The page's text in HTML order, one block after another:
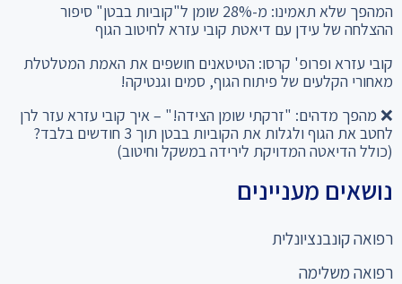
המהפך שלא תאמינו: מ-28% שומן ל"קוביות בבטן" סיפור
ההצלחה של עידן עם דיאטת קובי עזרא לחיטוב הגוף
קובי עזרא ופרופ' קרסו: הטיטאנים חושפים את האמת המטלטלת
מאחורי הקלעים של פיתוח הגוף, סמים וגנטיקה!
❌ מהפך מדהים: "זרקתי שומן הצידה!" – איך קובי עזרא עזר לרן
לחטב את הגוף ולגלות את הקוביות בבטן תוך 3 חודשים בלבד?
(כולל הדיאטה המדויקת לירידה במשקל וחיטוב)
נושאים מעניינים
רפואה קונבנציונלית
רפואה משלימה